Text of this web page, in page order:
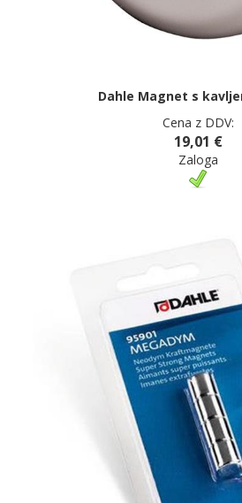
Dahle Magnet s
Cena z DDV:
19,01 €
Zaloga